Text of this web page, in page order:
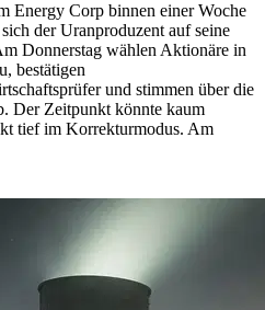
Energy Corp binnen einer Woche
der Uranproduzent auf seine
Donnerstag wählen Aktionäre in
bestätigen
und stimmen über die
Der Zeitpunkt könnte kaum
tief im Korrekturmodus. Am